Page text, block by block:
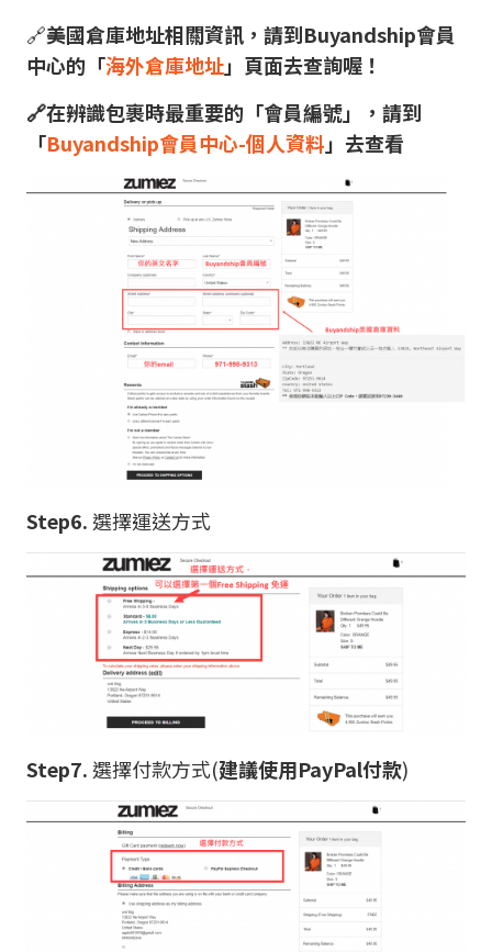
🔗美國倉庫地址相關資訊，請到Buyandship會員
中心的「海外倉庫地址」頁面去查詢喔！
🔗在辨識包裹時最重要的「會員編號」，請到
「Buyandship會員中心-個人資料」去查看
Step6. 選擇運送方式
Step7. 選擇付款方式(建議使用PayPal付款)